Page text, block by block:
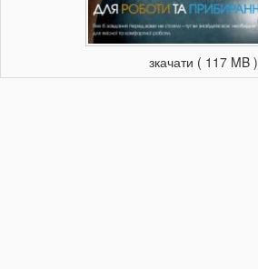
зкачати ( 117 MB )